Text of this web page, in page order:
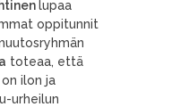
lupaa
oppitunnit
toteaa, että
ilon ja
urheilun